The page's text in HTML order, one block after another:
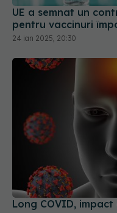
Long COVID,
25 mai 2026, 14:52